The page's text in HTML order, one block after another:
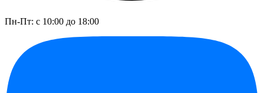
Пн-Пт: с 10:00 до 18:00